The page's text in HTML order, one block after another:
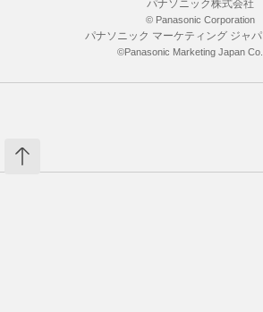
パナソニック株式会社
© Panasonic Corporation
パナソニック マーケティング ジャ
©Panasonic Marketing Japan